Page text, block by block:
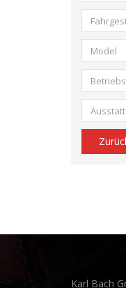
Model
Karl Bach